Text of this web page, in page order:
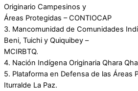
Originario Campesinos y
Áreas Protegidas – CONTIOCAP
3. Mancomunidad de Comunidades
Beni, Tuichi y Quiquibey –
MCIRBTQ.
4. Nación Indígena Originaria Qhara
5. Plataforma en Defensa de las Áreas
Iturralde La Paz.